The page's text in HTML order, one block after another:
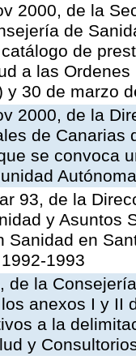
2000, de la
de
de
a las
y 30 de marzo
2000, de la
de Canarias
se convoca
93, de la
y Asuntos
Sanidad en
1993
de la
anexos I y II
a la
y